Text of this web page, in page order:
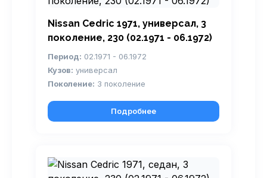
Nissan Cedric 1971, универсал, 3
поколение, 230 (02.1971 - 06.1972)
Период: 02.1971 - 06.1972
Кузов: универсал
Поколение: 3 поколение
Подробнее